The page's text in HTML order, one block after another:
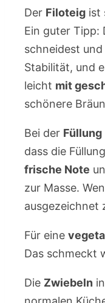
Der Filoteig ist
Ein guter
schneidest
Stabilität, und
leicht mit
schönere
Bei der Füllung
dass die Füllung
frische Note
zur Masse.
ausgezeichnet
Für eine
Das schmeckt
Die Zwiebeln